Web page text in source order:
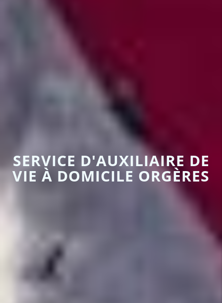
SERVICE D'AUXILIAIRE DE
VIE À DOMICILE ORGÈRES